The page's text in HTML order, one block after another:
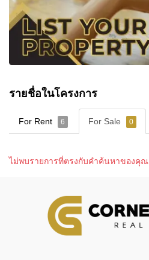
รายชื่อในโครงการ
For Rent 6 For Sale 0
ไม่พบรายการที่ตรงกับคำค้นหาของคุณ